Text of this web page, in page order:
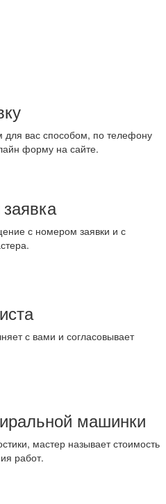
для вас способом, по телефону
форму на сайте.
с номером заявки и с
с вами и согласовывает
машинки
мастер называет стоимость
работ.